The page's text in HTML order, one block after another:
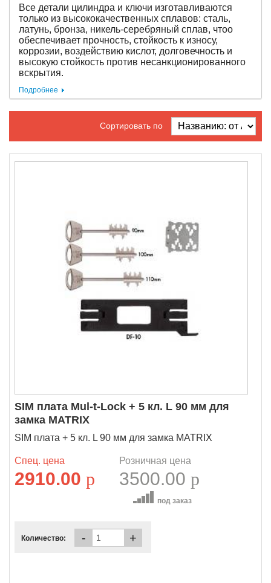
Все детали цилиндра и ключи изготавливаются
только из высококачественных сплавов: сталь,
латунь, бронза, никель-серебряный сплав, чтоо
обеспечивает прочность, стойкость к износу,
коррозии, воздействию кислот, долговечность и
высокую стойкость против несанкционированного
вскрытия.
Подробнее
Сортировать по
SIM плата Mul-t-Lock + 5 кл. L 90 мм для
замка MATRIX
SIM плата + 5 кл. L 90 мм для замка MATRIX
Спец. цена
2910.00 p
Розничная цена
3500.00 p
под заказ
Количество: - +